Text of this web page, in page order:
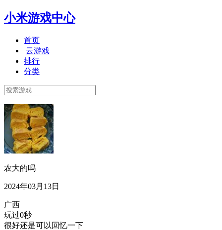
小米游戏中心
首页
云游戏
排行
分类
农大的吗
2024年03月13日
广西
玩过0秒
很好还是可以回忆一下